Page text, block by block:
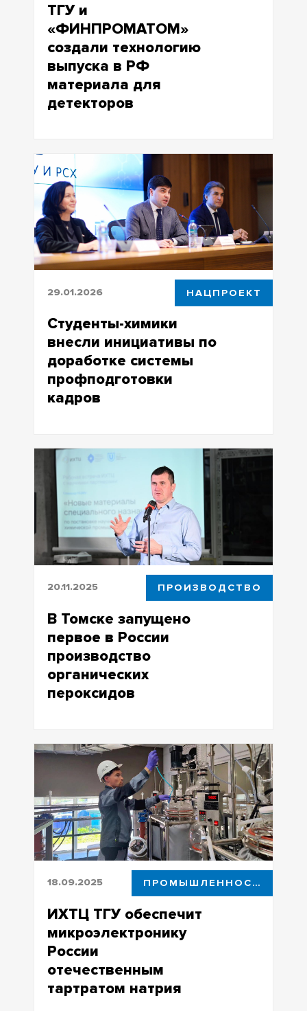
ТГУ и
«ФИНПРОМАТОМ»
создали технологию
выпуска в РФ
материала для
детекторов
госзадания Минпромторга РФ
29.01.2026 НАЦПРОЕКТ
Студенты-химики
внесли инициативы по
доработке системы
профподготовки
кадров
молодежным активом ЦОПП ТГУ
20.11.2025 ПРОИЗВОДСТВО
В Томске запущено
первое в России
производство
органических
пероксидов
Минпромторга РФ
18.09.2025 ПРОМЫШЛЕННОСТЬ
ИХТЦ ТГУ обеспечит
микроэлектронику
России
отечественным
тартратом натрия